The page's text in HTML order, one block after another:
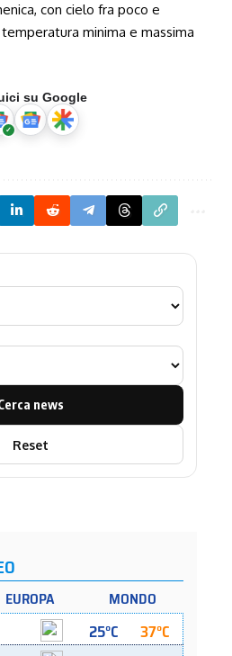
con cielo fra poco e
minima e massima
su Google
news
Reset